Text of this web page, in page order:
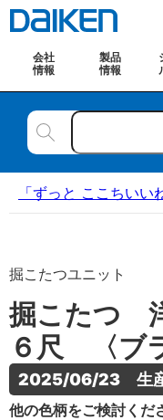
会社
情報
製品
情報
「ずっと ここちい
掘こたつユニット
掘こたつ
６尺 〈ブ
2025/06/23　生
他の色柄をご検討くだ